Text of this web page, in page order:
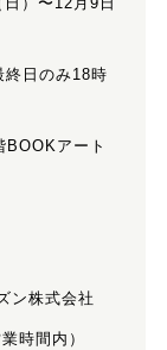
⽇のみ18時
アート
ン株式会社
時間内）